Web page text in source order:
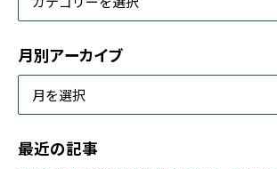
月別アーカイブ
最近の記事